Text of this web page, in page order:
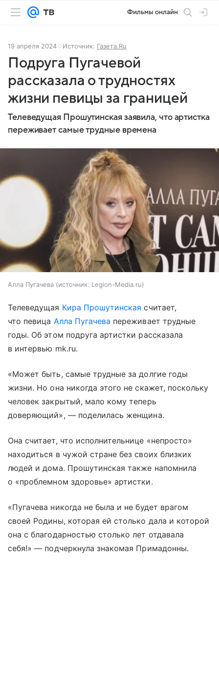
Фильмы онлайн
19 апреля 2024 Источник: Газета.Ru
Подруга Пугачевой
рассказала о трудностях
жизни певицы за границей
Телеведущая Прошутинская заявила, что артистка
переживает самые трудные времена
Алла Пугачева источник: Legion-Media.ru
Телеведущая Кира Прошутинская считает,
что певица Алла Пугачева переживает трудные
годы. Об этом подруга артистки рассказала
в интервью mk.ru.
«Может быть, самые трудные за долгие годы
жизни. Но она никогда этого не скажет, поскольку
человек закрытый, мало кому теперь
доверяющий», — поделилась женщина.
Она считает, что исполнительнице «непросто»
находиться в чужой стране без своих близких
людей и дома. Прошутинская также напомнила
о «проблемном здоровье» артистки.
«Пугачева никогда не была и не будет врагом
своей Родины, которая ей столько дала и которой
она с благодарностью столько лет отдавала
себя!» — подчеркнула знакомая Примадонны.